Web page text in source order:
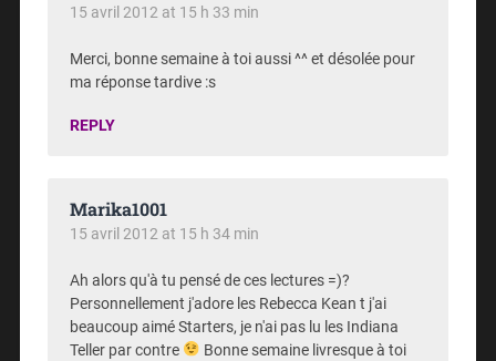
15 avril 2012 at 15 h 33 min
Merci, bonne semaine à toi aussi ^^ et désolée pour
ma réponse tardive :s
REPLY
Marika1001
15 avril 2012 at 15 h 34 min
Ah alors qu'à tu pensé de ces lectures =)?
Personnellement j'adore les Rebecca Kean t j'ai
beaucoup aimé Starters, je n'ai pas lu les Indiana
Teller par contre
Bonne semaine livresque à toi